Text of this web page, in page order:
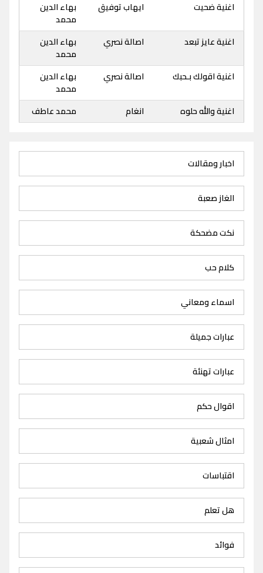
اغنية ضحيت
ايهاب توفيق
بهاء الدين
محمد
اغنية عايز تبعد
اصالة نصري
بهاء الدين
محمد
اغنية اقولك بـحبك
اصالة نصري
بهاء الدين
محمد
اغنية والله حلوه
انغام محمد عاطف
اخبار ومقالات
الغاز صعبة
نكت مضحكة
كلام حب
اسماء ومعاني
عبارات جميلة
عبارات تهنئة
اقوال حكم
امثال شعبية
اقتباسات
هل تعلم
فوائد